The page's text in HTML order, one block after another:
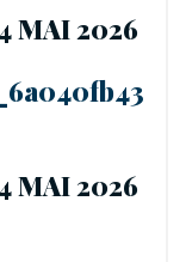
MAI 2026
MAI 2026